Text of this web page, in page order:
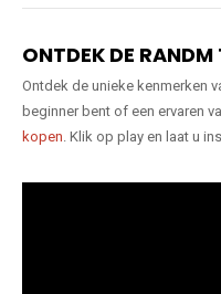
ONTDEK DE
Ontdek de unieke kenmerken
beginner bent of een ervaren
kopen. Klik op play en laat u